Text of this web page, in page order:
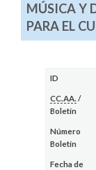
MÚSICA Y
PARA EL
ID
CC.AA. /
Boletín
Número
Boletín
Fecha de